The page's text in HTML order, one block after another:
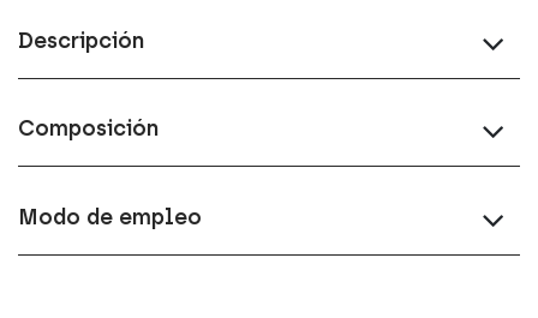
Descripción
Composición
Modo de empleo